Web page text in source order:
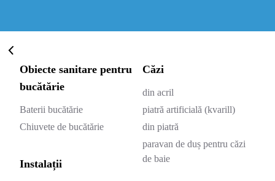
Obiecte sanitare pentru
bucătărie
Baterii bucătărie
Chiuvete de bucătărie
Instalații
Căzi
din acril
piatră artificială (kvarill)
din piatră
paravan de duș pentru căzi
de baie